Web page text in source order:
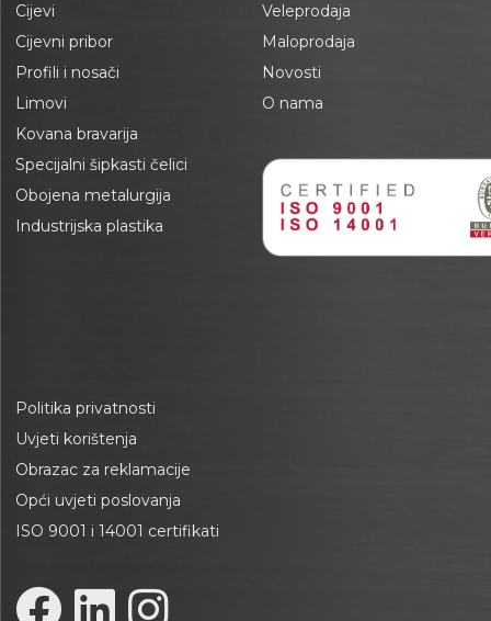
Cijevi
Cijevni pribor
Profili i nosači
Limovi
Kovana bravarija
Specijalni šipkasti čelici
Obojena metalurgija
Industrijska plastika
Veleprodaja
Maloprodaja
Novosti
O nama
Politika privatnosti
Uvjeti korištenja
Obrazac za reklamacije
Opći uvjeti poslovanja
ISO 9001 i 14001 certifikati